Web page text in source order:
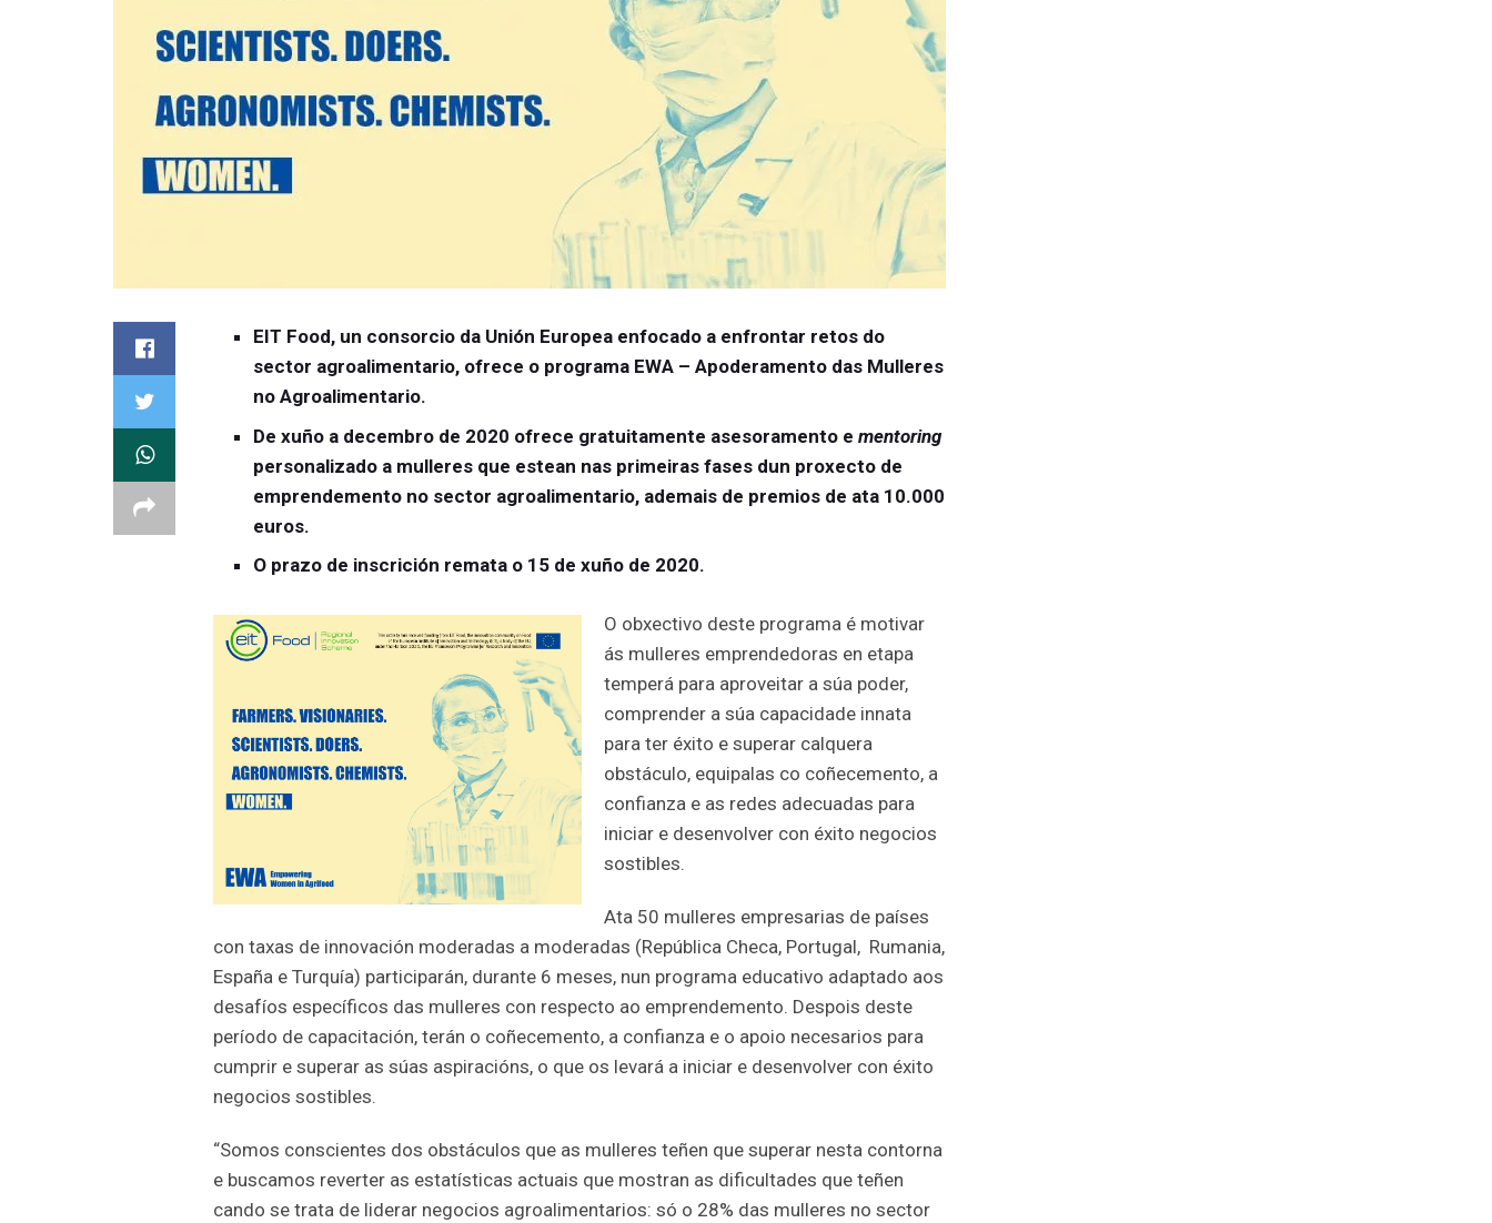
EIT Food, un consorcio da Unión Europea enfocado a enfrontar retos do
sector agroalimentario, ofrece o programa EWA – Apoderamento das Mulleres
no Agroalimentario.
De xuño a decembro de 2020 ofrece gratuitamente asesoramento ementoring
personalizado a mulleres que estean nas primeiras fases dun proxecto de
emprendemento no sector agroalimentario, ademais de premios de ata 10.000
euros.
O prazo de inscrición remata o 15 de xuño de 2020.
O obxectivo deste programa é motivar
ás mulleres emprendedoras en etapa
temperá para aproveitar a súa poder,
comprender a súa capacidade innata
para ter éxito e superar calquera
obstáculo, equipalas co coñecemento, a
confianza e as redes adecuadas para
iniciar e desenvolver con éxito negocios
sostibles.
Ata 50 mulleres empresarias de países
con taxas de innovación moderadas a moderadas (República Checa, Portugal, Rumania,
España e Turquía) participarán, durante 6 meses, nun programa educativo adaptado aos
desafíos específicos das mulleres con respecto ao emprendemento. Despois deste
período de capacitación, terán o coñecemento, a confianza e o apoio necesarios para
cumprir e superar as súas aspiracións, o que os levará a iniciar e desenvolver con éxito
negocios sostibles.
“Somos conscientes dos obstáculos que as mulleres teñen que superar nesta contorna
e buscamos reverter as estatísticas actuais que mostran as dificultades que teñen
cando se trata de liderar negocios agroalimentarios: só o 28% das mulleres no sector